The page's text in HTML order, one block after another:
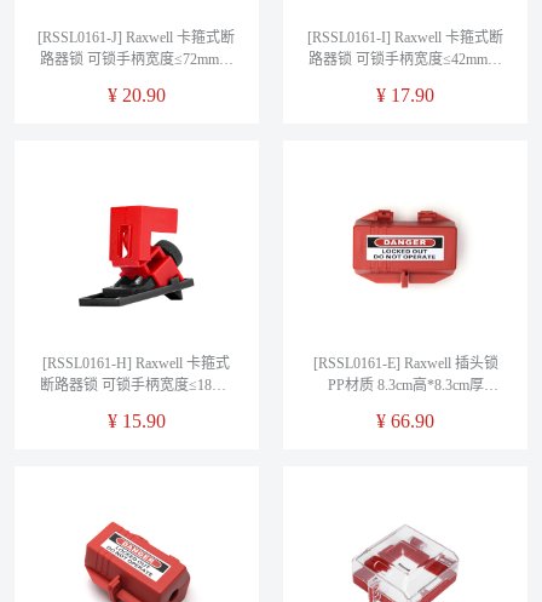
[RSSL0161-J] Raxwell 卡箍式断
路器锁 可锁手柄宽度≤72mm的
¥ 20.90
[RSSL0161-I] Raxwell 卡箍式断
路器锁 可锁手柄宽度≤42mm的
¥ 17.90
[RSSL0161-H] Raxwell 卡箍式
断路器锁 可锁手柄宽度≤18mm
¥ 15.90
[RSSL0161-E] Raxwell 插头锁
PP材质 8.3cm高*8.3cm厚
售卖规格：1个
¥66.90